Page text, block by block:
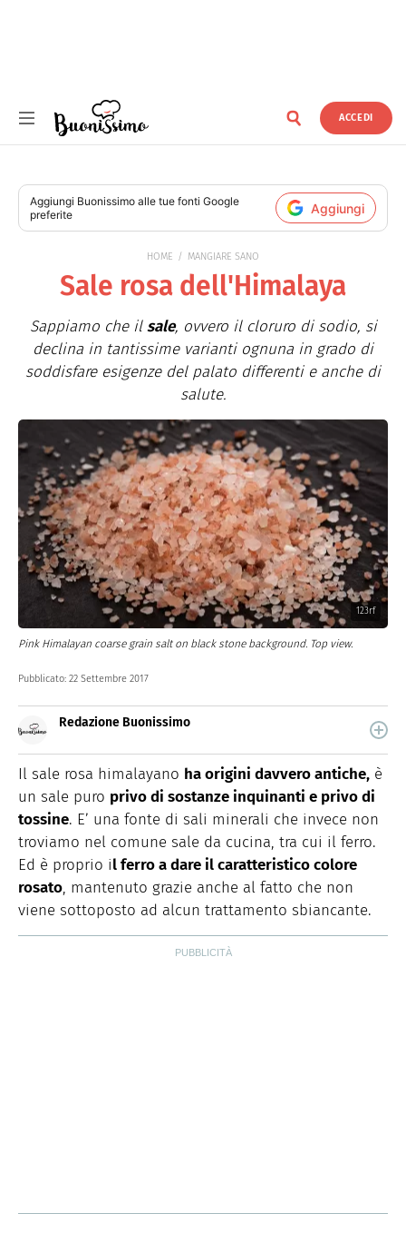
ACCEDI
Aggiungi Buonissimo alle tue fonti Google
preferite
Aggiungi
HOME MANGIARE SANO
Sale rosa dell'Himalaya
Sappiamo che ilsale, ovvero il cloruro di sodio, si
declina in tantissime varianti ognuna in grado di
soddisfare esigenze del palato differenti e anche di
salute.
123rf
Pink Himalayan coarse grain salt on black stone background. Top view.
Pubblicato: 22 Settembre 2017
Redazione Buonissimo
quale trovi idee veloci, facili e spiegate passo passo.
Il sale rosa himalayano ha origini davvero antiche, è
un sale puro privo di sostanze inquinanti e privo di
tossine. E’ una fonte di sali minerali che invece non
troviamo nel comune sale da cucina, tra cui il ferro.
Ed è proprio il ferro a dare il caratteristico colore
rosato, mantenuto grazie anche al fatto che non
viene sottoposto ad alcun trattamento sbiancante.